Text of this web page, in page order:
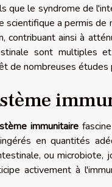
que le syndrome de
scientifique a permis
contribuant ainsi à
sont multiples
de nombreuses
immunitaire
en quantités
ou microbiote,
activement à